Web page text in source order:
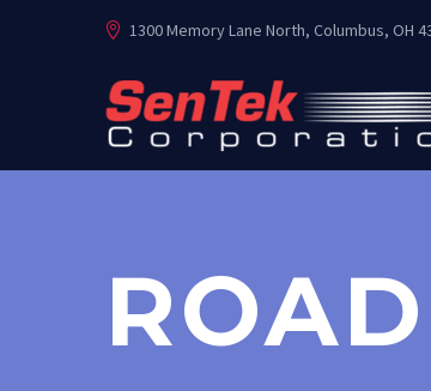
1300 Memory Lane North, Columbus, OH